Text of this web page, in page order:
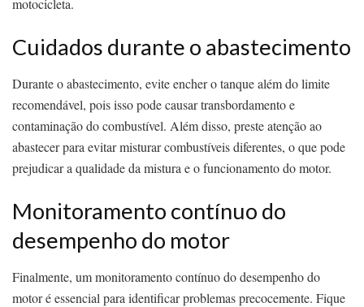
Cuidados durante o abastecimento
Durante o abastecimento, evite encher o tanque além do limite
recomendável, pois isso pode causar transbordamento e
contaminação do combustível. Além disso, preste atenção ao
abastecer para evitar misturar combustíveis diferentes, o que pode
prejudicar a qualidade da mistura e o funcionamento do motor.
Monitoramento contínuo do
desempenho do motor
Finalmente, um monitoramento contínuo do desempenho do
motor é essencial para identificar problemas precocemente. Fique